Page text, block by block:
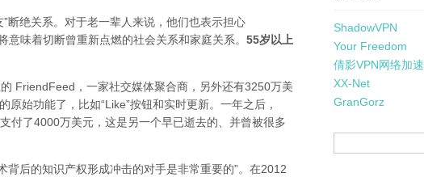
断绝关系。对于老一辈人来说，他们也表示担心
味着切断曾重新点燃的社会关系和家庭关系。 55岁以上
FriendFeed，一家社交媒体聚合商，另外还有3250万美
始功能了，比如“Like”按钮和实时更新。一年之后，
付了4000万美元，这是另一个早已逝去的、并曾被很多
后的知识产权形成冲击的对手是非常重要的”。在2012
ShadowVPN
Your Freedom
倩影VPN网络加
XX-Net
GranGorz